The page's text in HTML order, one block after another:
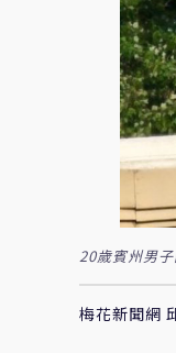
20歲賓州男
梅花新聞網